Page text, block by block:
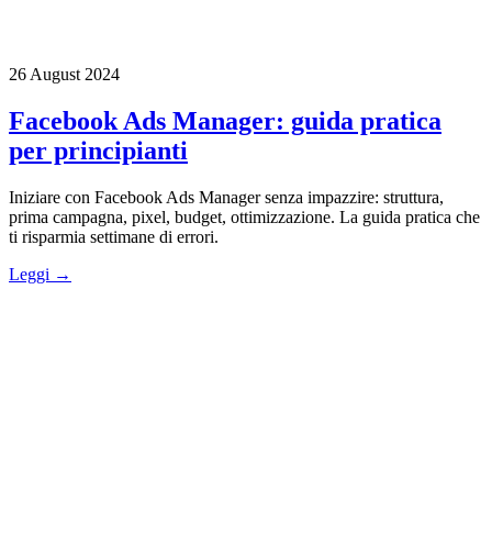
26 August 2024
Facebook Ads Manager: guida pratica
per principianti
Iniziare con Facebook Ads Manager senza impazzire: struttura,
prima campagna, pixel, budget, ottimizzazione. La guida pratica che
ti risparmia settimane di errori.
Leggi →